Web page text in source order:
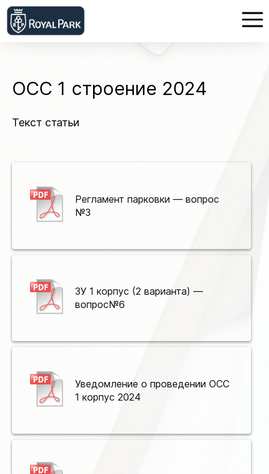
ОСС 1 строение 2024
Текст статьи
Регламент парковки — вопрос
№3
ЗУ 1 корпус (2 варианта) —
вопрос№6
Уведомление о проведении ОСС
1 корпус 2024